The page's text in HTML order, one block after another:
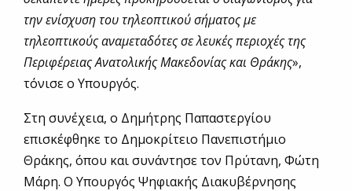
την ενίσχυση του τηλεοπτικού σήματος με
τηλεοπτικούς αναμεταδότες σε λευκές περιοχές της
Περιφέρειας Ανατολικής Μακεδονίας και Θράκης»,
τόνισε ο Υπουργός.
Στη συνέχεια, ο Δημήτρης Παπαστεργίου
επισκέφθηκε το Δημοκρίτειο Πανεπιστήμιο
Θράκης, όπου και συνάντησε τον Πρύτανη, Φώτη
Μάρη. Ο Υπουργός Ψηφιακής Διακυβέρνησης